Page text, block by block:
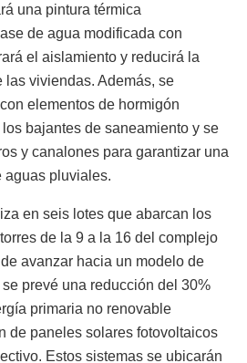
una pintura térmica
de agua modificada con
el aislamiento y reducirá la
las viviendas. Además, se
elementos de hormigón
bajantes de saneamiento y se
y canalones para garantizar una
aguas pluviales.
en seis lotes que abarcan los
de la 9 a la 16 del complejo
avanzar hacia un modelo de
prevé una reducción del 30%
primaria no renovable
de paneles solares fotovoltaicos
Estos sistemas se ubicarán